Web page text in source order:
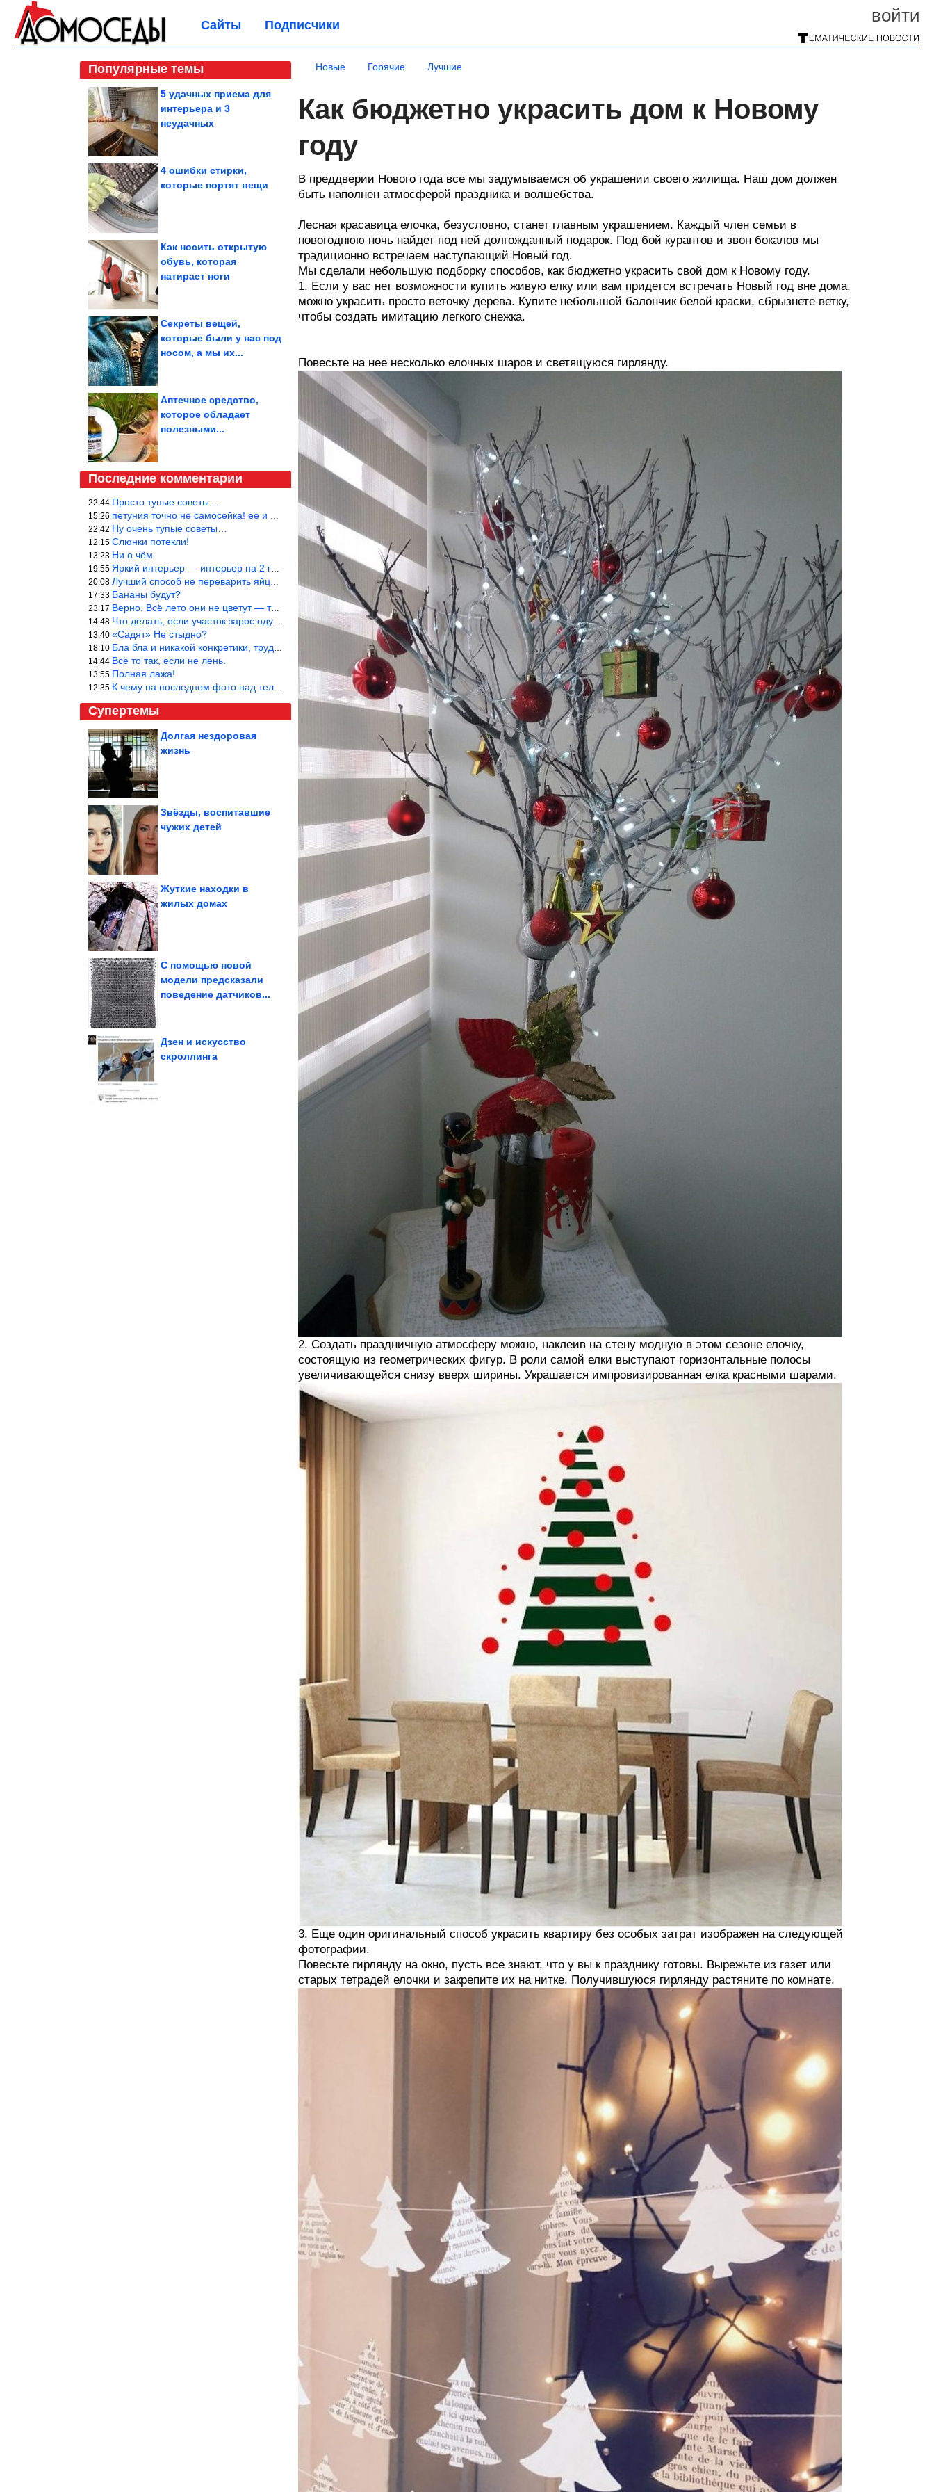
войти
Сайты Подписчики
Популярные темы
5 удачных приема для
интерьера и 3
неудачных
4 ошибки стирки,
которые портят вещи
Как носить открытую
обувь, которая
натирает ноги
Секреты вещей,
которые были у нас под
носом, а мы их...
Аптечное средство,
которое обладает
полезными...
Последние комментарии
22:44 Просто тупые советы…
15:26 петуния точно не самосейка! ее и из рассады тяжело вырастить!
22:42 Ну очень тупые советы…
12:15 Слюнки потекли!
13:23 Ни о чём
19:55 Яркий интерьер — интерьер на 2 года! Человек должен отдыхать в с
20:08 Лучший способ не переварить яйцо — довести его до кипения и выкл
17:33 Бананы будут?
23:17 Верно. Всё лето они не цветут — только в его начале. Достаточно
14:48 Что делать, если участок зарос одуванчиками — ничего.
13:40 «Садят» Не стыдно?
18:10 Бла бла и никакой конкретики, трудно указать наименование рекоме
14:44 Всё то так, если не лень.
13:55 Полная лажа!
12:35 К чему на последнем фото над телевизором две полки? Делают интер
Супертемы
Долгая нездоровая
жизнь
Причёски в стиле old
Звёзды, воспитавшие
чужих детей
Жуткие находки в
жилых домах
С помощью новой
модели предсказали
поведение датчиков...
Кем знаки Зодиака были
Дзен и искусство
скроллинга
Новые Горячие Лучшие
Как бюджетно украсить дом к Новому
году
В преддверии Нового года все мы задумываемся об украшении своего жилища. Наш дом должен
быть наполнен атмосферой праздника и волшебства.
Лесная красавица елочка, безусловно, станет главным украшением. Каждый член семьи в
новогоднюю ночь найдет под ней долгожданный подарок. Под бой курантов и звон бокалов мы
традиционно встречаем наступающий Новый год.
Мы сделали небольшую подборку способов, как бюджетно украсить свой дом к Новому году.
1. Если у вас нет возможности купить живую елку или вам придется встречать Новый год вне дома,
можно украсить просто веточку дерева. Купите небольшой балончик белой краски, сбрызнете ветку,
чтобы создать имитацию легкого снежка.
Повесьте на нее несколько елочных шаров и светящуюся гирлянду.
2. Создать праздничную атмосферу можно, наклеив на стену модную в этом сезоне елочку,
состоящую из геометрических фигур. В роли самой елки выступают горизонтальные полосы
увеличивающейся снизу вверх ширины. Украшается импровизированная елка красными шарами.
3. Еще один оригинальный способ украсить квартиру без особых затрат изображен на следующей
фотографии.
Повесьте гирлянду на окно, пусть все знают, что у вы к празднику готовы. Вырежьте из газет или
старых тетрадей елочки и закрепите их на нитке. Получившуюся гирлянду растяните по комнате.